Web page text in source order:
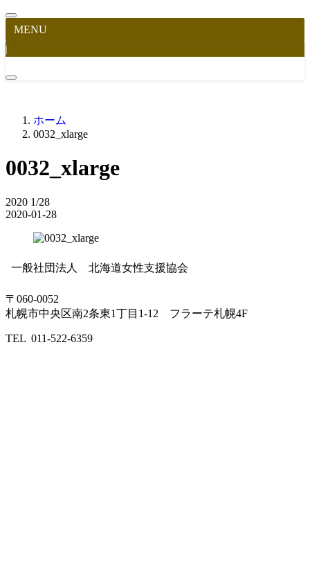
MENU
ホーム
0032_xlarge
0032_xlarge
2020 1/28
2020-01-28
一般社団法人 北海道女性支援協会
〒060-0052
札幌市中央区南2条東1丁目1-12 フラーテ札幌4F
TEL 011-522-6359